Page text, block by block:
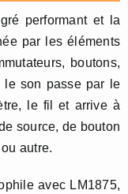
performant et la
par les éléments
boutons,
le son passe par le
le fil et arrive à
source, de bouton
autre.
avec LM1875,